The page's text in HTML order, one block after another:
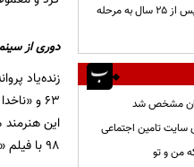
دوری از
زنده‌یاد
98 با فیلم «معکوس» ساخته پولاد کیمیایی در سینما دیده شد و طی سال‌های اخیر در سینما غایب بود.
پل شهرستان پل‌سفید پس از ۲۵ سال به مرحله
مشخص شد
سایت تامین اجتماعی
من و تو